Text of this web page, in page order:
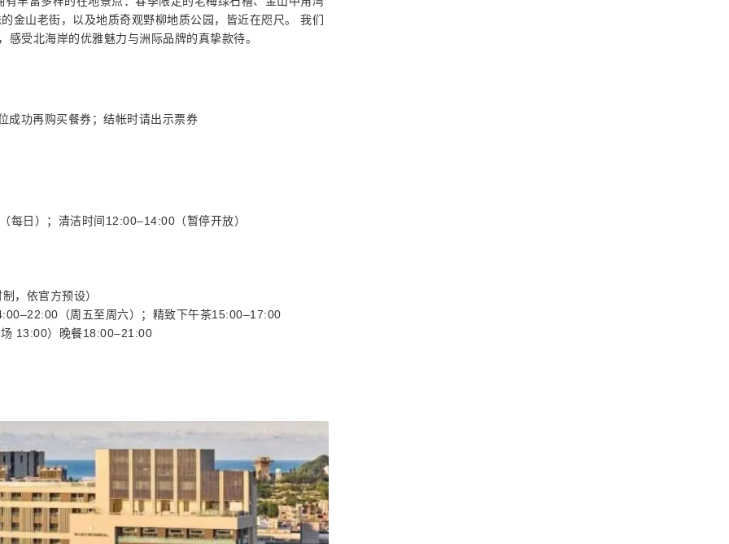
金山老街，以及地质奇观野柳地质公园，皆近在咫尺。 我们
受北海岸的优雅魅力与洲际品牌的真挚款待。
成功再购买餐券；结帐时请出示票券
日）；清洁时间12:00–14:00（暂停开放）
，依官方预设）
（周五至周六）；精致下午茶15:00–17:00
13:00）晚餐18:00–21:00